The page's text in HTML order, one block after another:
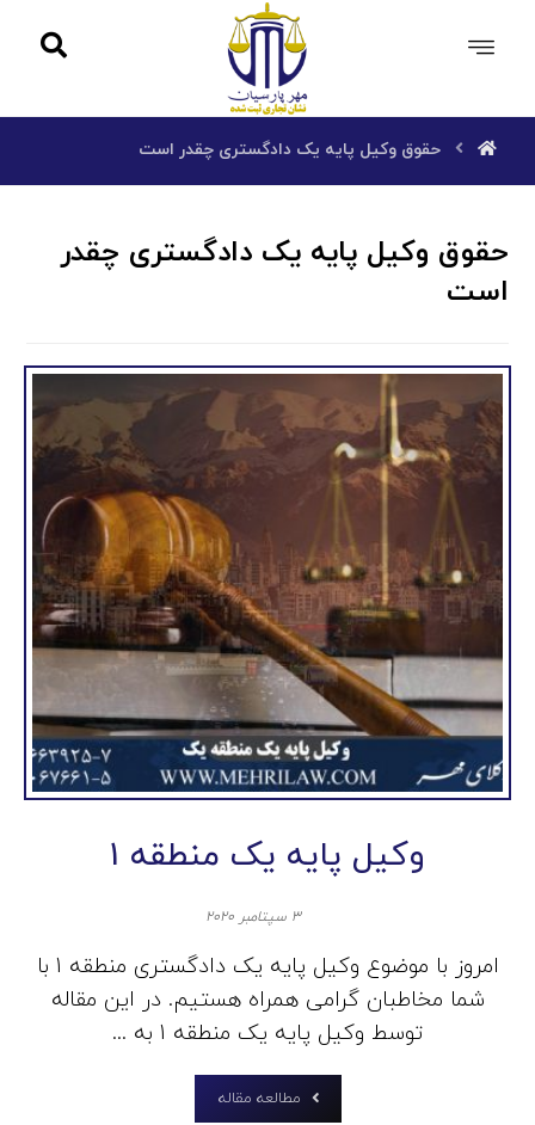
حقوق وکیل پایه یک دادگستری چقدر است
حقوق وکیل پایه یک دادگستری چقدر
است
وکیل پایه یک منطقه 1
۳ سپتامبر ۲۰۲۰
امروز با موضوع وکیل پایه یک دادگستری منطقه 1 با
شما مخاطبان گرامی همراه هستیم. در این مقاله
توسط وکیل پایه یک منطقه 1 به ...
مطالعه مقاله